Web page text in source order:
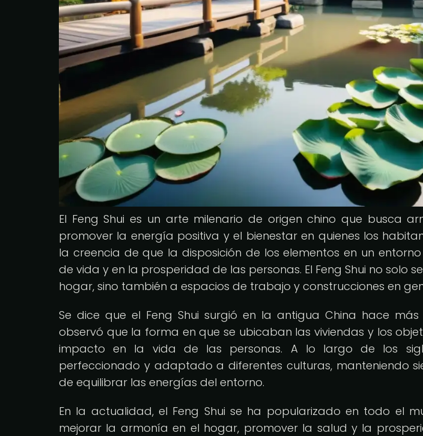
El Feng Shui es un arte milenario de origen chino que busca
promover la energía positiva y el bienestar en quienes los
la creencia de que la disposición de los elementos en un
de vida y en la prosperidad de las personas. El Feng Shui no solo
hogar, sino también a espacios de trabajo y construcciones en
Se dice que el Feng Shui surgió en la antigua China hace
observó que la forma en que se ubicaban las viviendas y los
impacto en la vida de las personas. A lo largo de los
perfeccionado y adaptado a diferentes culturas, manteniendo
de equilibrar las energías del entorno.
En la actualidad, el Feng Shui se ha popularizado en todo el
mejorar la armonía en el hogar, promover la salud y la